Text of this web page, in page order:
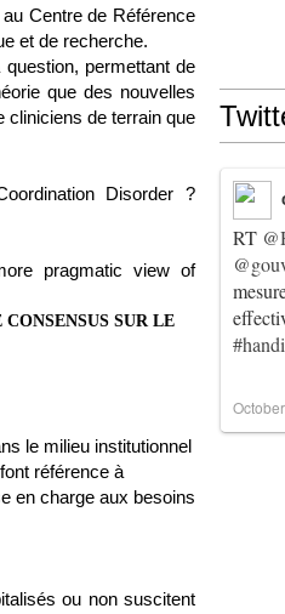
Centre de Référence
et de recherche.
permettant de
que des nouvelles
cliniciens de terrain que
Disorder ?
pragmatic view of
SUR LE
le milieu institutionnel
référence à
en charge aux besoins
ou non suscitent
RT